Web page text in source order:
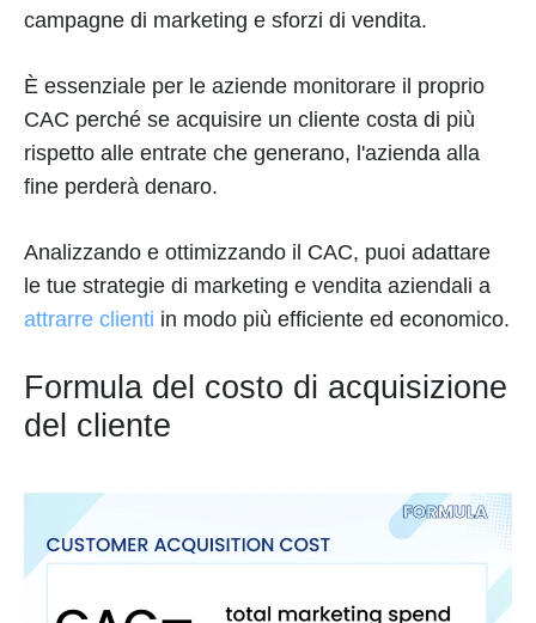
campagne di marketing e sforzi di vendita.
È essenziale per le aziende monitorare il proprio
CAC perché se acquisire un cliente costa di più
rispetto alle entrate che generano, l'azienda alla
fine perderà denaro.
Analizzando e ottimizzando il CAC, puoi adattare
le tue strategie di marketing e vendita aziendali a
attrarre clienti in modo più efficiente ed economico.
Formula del costo di acquisizione
del cliente